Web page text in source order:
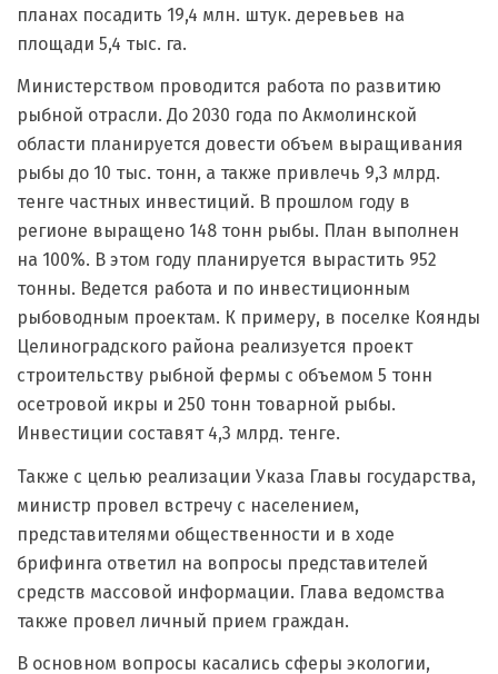
планах посадить 19,4 млн. штук. деревьев на
площади 5,4 тыс. га.
Министерством проводится работа по развитию
рыбной отрасли. До 2030 года по Акмолинской
области планируется довести объем выращивания
рыбы до 10 тыс. тонн, а также привлечь 9,3 млрд.
тенге частных инвестиций. В прошлом году в
регионе выращено 148 тонн рыбы. План выполнен
на 100%. В этом году планируется вырастить 952
тонны. Ведется работа и по инвестиционным
рыбоводным проектам. К примеру, в поселке Коянды
Целиноградского района реализуется проект
строительству рыбной фермы с объемом 5 тонн
осетровой икры и 250 тонн товарной рыбы.
Инвестиции составят 4,3 млрд. тенге.
Также с целью реализации Указа Главы государства,
министр провел встречу с населением,
представителями общественности и в ходе
брифинга ответил на вопросы представителей
средств массовой информации. Глава ведомства
также провел личный прием граждан.
В основном вопросы касались сферы экологии,